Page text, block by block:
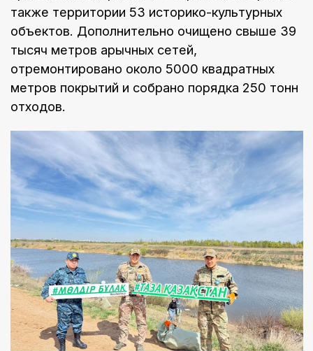
также территории 53 историко-культурных
объектов. Дополнительно очищено свыше 39
тысяч метров арычных сетей,
отремонтировано около 5000 квадратных
метров покрытий и собрано порядка 250 тонн
отходов.